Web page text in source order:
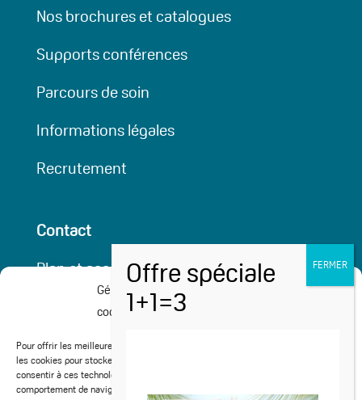
Gérer le consentement aux
cookies
Pour offrir les meilleures expériences, nous utilisons des technologies telles que
les cookies pour stocker et/ou accéder aux informations des appareils. Le fait de
consentir à ces technologies nous permettra de traiter des données telles que le
comportement de navigation ou les ID uniques sur ce site. Le fait de ne pas
Nos brochures et catalogues
Supports conférences
Parcours de soin
Informations légales
Recrutement
Contact
Plan et accessibilité
Partenaires
Cures médicalisées
Activités Sport-Santé